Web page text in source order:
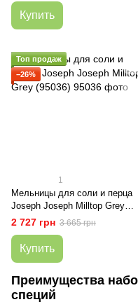
Купить
Топ продаж
−26%
1
Мельницы для соли и перца
Joseph Joseph Milltop Grey
(95036)
2 727 грн 3 665 грн
Купить
Преимущества
специй